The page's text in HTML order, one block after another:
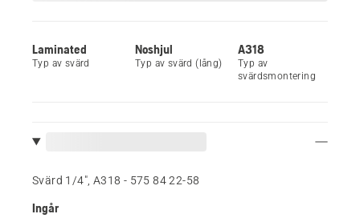
Laminated
Typ av svärd
Noshjul
Typ av svärd (lång)
A318
Typ av
svärdsmontering
Svärd 1/4", A318 - 575 84 22‑58
Ingår